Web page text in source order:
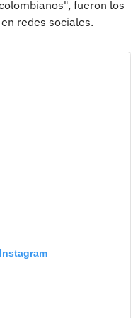
fueron los
redes sociales.